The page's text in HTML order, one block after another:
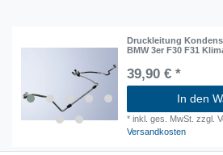
Druckleitung
BMW 3er F30 F31
39,90 € *
In den
*inkl. ges. MwSt. zzgl.
Versandkosten